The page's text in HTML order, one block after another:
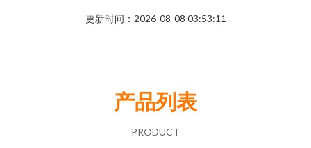
更新时间：2026-08-08 03:53:11
产品列表
PRODUCT